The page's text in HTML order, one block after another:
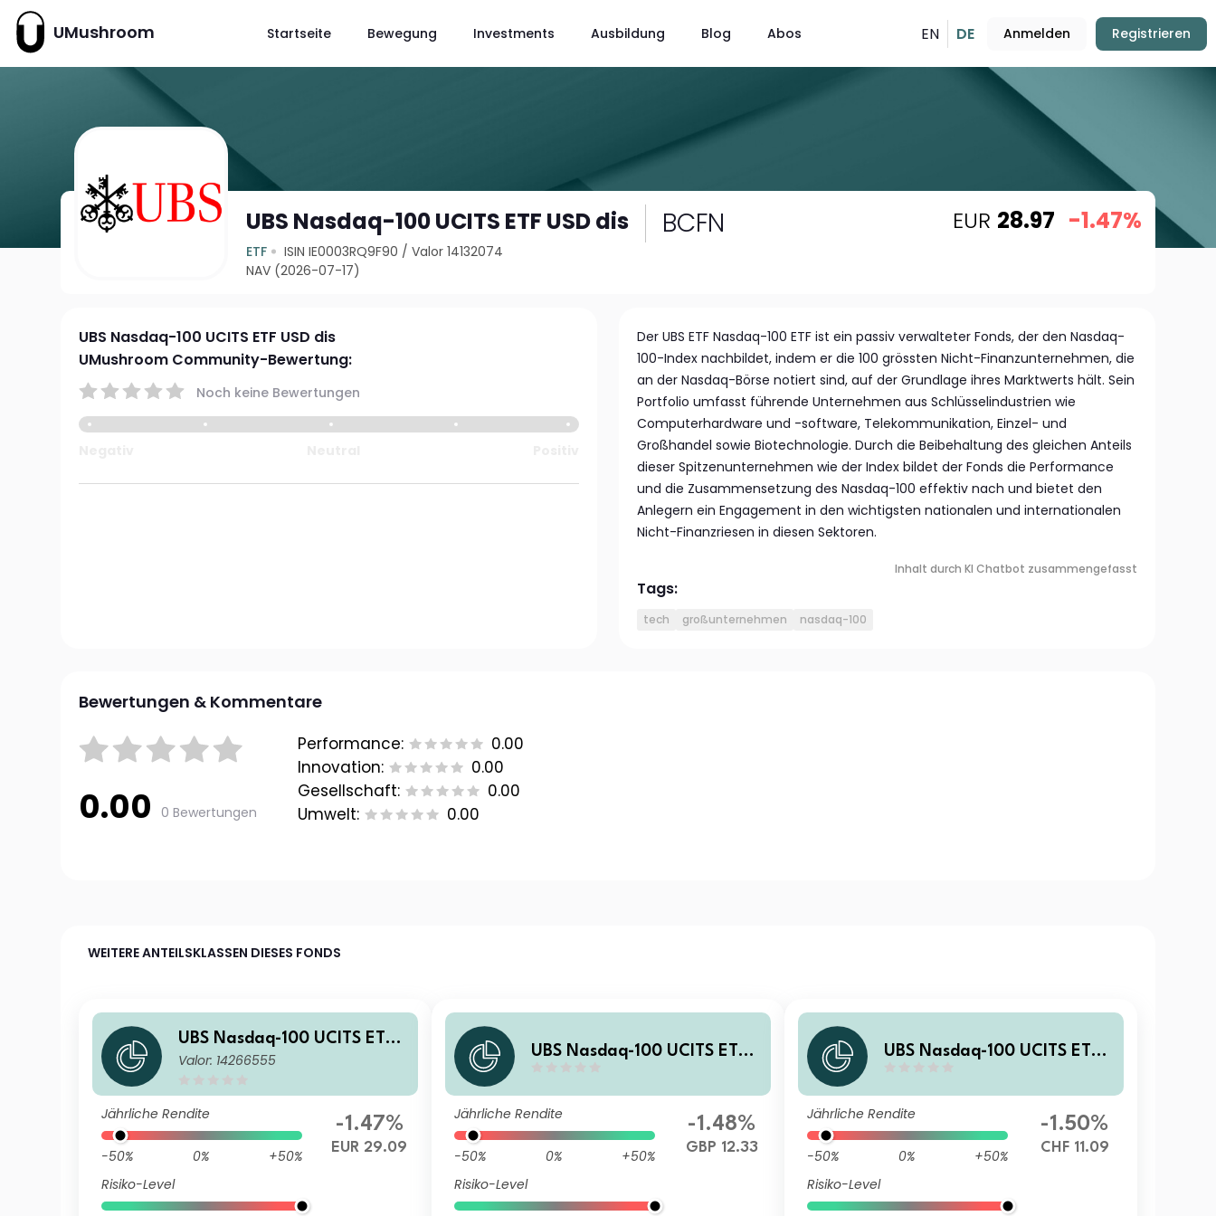
UMushroom Startseite Bewegung Investments Ausbildung Blog Abos EN DE Anmelden Registrieren
UBS Nasdaq-100 UCITS ETF USD dis BCFN
ETF ISIN IE0003RQ9F90 /Valor 14132074
NAV (2026-07-17)
EUR 28.97 -1.47%
UBS Nasdaq-100 UCITS ETF USD dis
UMushroom Community-Bewertung:
Noch keine Bewertungen
Der UBS ETF Nasdaq-100 ETF ist ein passiv verwalteter Fonds, der den Nasdaq-
100-Index nachbildet, indem er die 100 grössten Nicht-Finanzunternehmen, die
an der Nasdaq-Börse notiert sind, auf der Grundlage ihres Marktwerts hält. Sein
Portfolio umfasst führende Unternehmen aus Schlüsselindustrien wie
Computerhardware und -software, Telekommunikation, Einzel- und
Großhandel sowie Biotechnologie. Durch die Beibehaltung des gleichen Anteils
dieser Spitzenunternehmen wie der Index bildet der Fonds die Performance
und die Zusammensetzung des Nasdaq-100 effektiv nach und bietet den
Anlegern ein Engagement in den wichtigsten nationalen und internationalen
Nicht-Finanzriesen in diesen Sektoren.
Inhalt durch KI Chatbot zusammengefasst
Tags:
tech großunternehmen nasdaq-100
Bewertungen & Kommentare
0.00 0 Bewertungen
Performance:
0.00
Innovation:
0.00
Gesellschaft:
0.00
Umwelt:
0.00
WEITERE ANTEILSKLASSEN DIESES FONDS
UBS Nasdaq-100 UCITS ETF
USD acc
Valor: 14266555
Jährliche Rendite
-50% 0%
+50%
Risiko-Level
-1.47%
EUR 29.09
UBS Nasdaq-100 UCITS ETF
Jährliche Rendite
-50% 0%
+50%
Risiko-Level
-1.48%
GBP 12.33
UBS Nasdaq-100 UCITS ETF
Jährliche Rendite
-50% 0%
+50%
Risiko-Level
-1.50%
CHF 11.09